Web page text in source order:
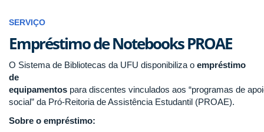
SERVIÇO
Empréstimo de Notebooks PROAE
O Sistema de Bibliotecas da UFU disponibiliza o empréstimo
de
equipamentos para discentes vinculados aos “programas de
social” da Pró-Reitoria de Assistência Estudantil (PROAE).
Sobre o empréstimo: